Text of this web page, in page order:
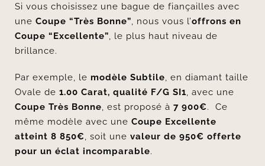
Si vous choisissez une bague de fiançailles avec
une Coupe “Très Bonne”, nous vous l’offrons en
Coupe “Excellente”, le plus haut niveau de
brillance.
Par exemple, le modèle Subtile, en diamant taille
Ovale de 1.00 Carat, qualité F/G SI1, avec une
Coupe Très Bonne, est proposé à 7 900€. Ce
même modèle avec une Coupe Excellente
atteint 8 850€, soit une valeur de 950€ offerte
pour un éclat incomparable.